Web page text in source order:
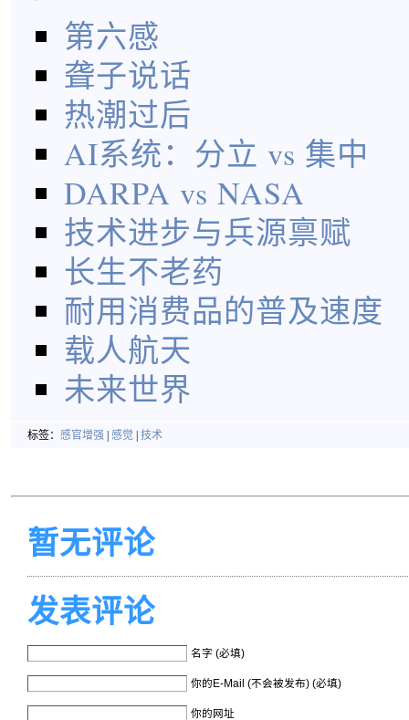
第六感
聋子说话
热潮过后
AI系统：分立 vs 集中
DARPA vs NASA
技术进步与兵源禀赋
长生不老药
耐用消费品的普及速度
载人航天
未来世界
标签： 感官增强 感觉 技术
暂无评论
发表评论
名字 (必填)
你的E-Mail (不会被发布) (必填)
你的网址